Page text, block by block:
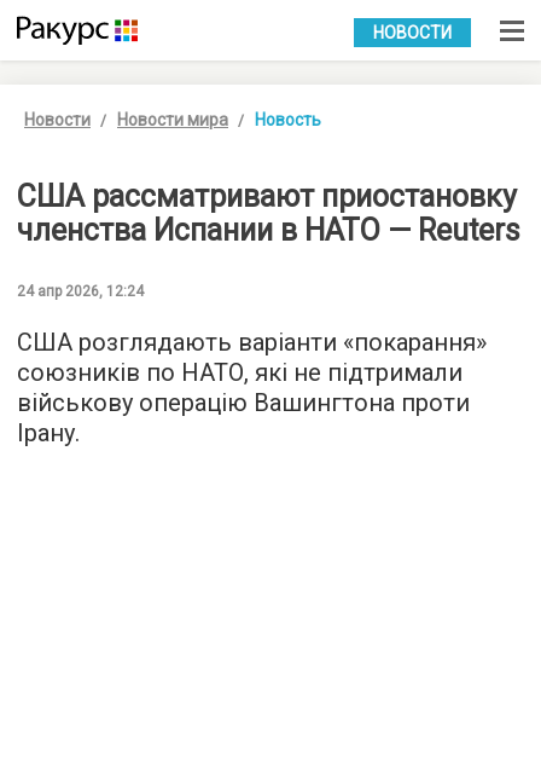
УКР РУС
НОВОСТИ
Новости Новости мира Новость
США рассматривают приостановку
членства Испании в НАТО — Reuters
24 апр 2026, 12:24
США розглядають варіанти «покарання»
союзників по НАТО, які не підтримали
військову операцію Вашингтона проти
Ірану.